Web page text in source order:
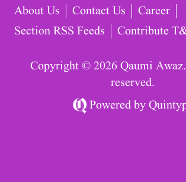
About Us
Contact Us
Career
Section RSS Feeds
Contribute
Copyright © 2026 Qaumi
reserved.
Powered by